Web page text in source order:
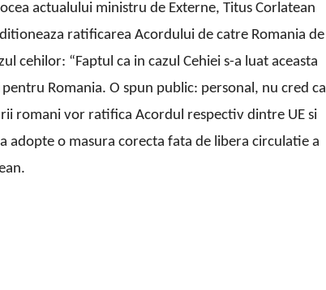
actualului ministru de Externe, Titus Corlatean
ratificarea Acordului de catre Romania de
cehilor: “Faptul ca in cazul Cehiei s-a luat aceasta
Romania. O spun public: personal, nu cred ca
romani vor ratifica Acordul respectiv dintre UE si
adopte o masura corecta fata de libera circulatie a